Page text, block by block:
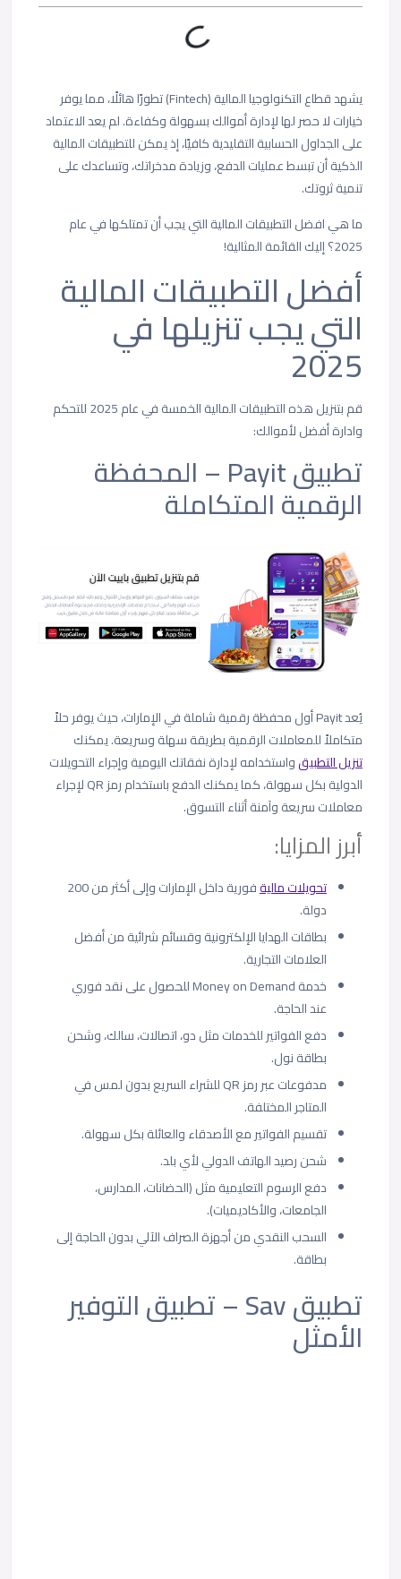
يشهد قطاع التكنولوجيا المالية (Fintech) تطورًا هائلًا، مما يوفر
خيارات لا حصر لها لإدارة أموالك بسهولة وكفاءة. لم يعد الاعتماد
على الجداول الحسابية التقليدية كافيًا، إذ يمكن للتطبيقات المالية
الذكية أن تبسط عمليات الدفع، وزيادة مدخراتك، وتساعدك على
تنمية ثروتك.
ما هي افضل التطبيقات المالية التي يجب أن تمتلكها في عام
2025؟ إليك القائمة المثالية!
أفضل التطبيقات المالية
التي يجب تنزيلها في
2025
قم بتنزيل هذه التطبيقات المالية الخمسة في عام 2025 للتحكم
وادارة أفضل لأموالك:
تطبيق Payit – المحفظة
الرقمية المتكاملة
يُعد Payit أول محفظة رقمية شاملة في الإمارات، حيث يوفر حلاً
متكاملاً للمعاملات الرقمية بطريقة سهلة وسريعة. يمكنك
تنزيل التطبيقواستخدامه لإدارة نفقاتك اليومية وإجراء التحويلات
الدولية بكل سهولة، كما يمكنك الدفع باستخدام رمز QR لإجراء
معاملات سريعة وآمنة أثناء التسوق.
أبرز المزايا:
تحويلات مالية
فورية داخل الإمارات وإلى أكثر من 200
دولة.
بطاقات الهدايا الإلكترونية وقسائم شرائية من أفضل
العلامات التجارية.
خدمة Money on Demand للحصول على نقد فوري
عند الحاجة.
دفع الفواتير للخدمات مثل دو، اتصالات، سالك، وشحن
بطاقة نول.
مدفوعات عبر رمز QR للشراء السريع بدون لمس في
المتاجر المختلفة.
تقسيم الفواتير مع الأصدقاء والعائلة بكل سهولة.
شحن رصيد الهاتف الدولي لأي بلد.
دفع الرسوم التعليمية مثل (الحضانات، المدارس،
الجامعات، والأكاديميات).
السحب النقدي من أجهزة الصراف الآلي بدون الحاجة إلى
بطاقة.
تطبيق Sav – تطبيق التوفير
الأمثل